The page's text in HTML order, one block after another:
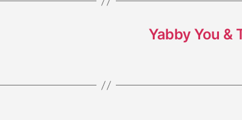
Yabby You &